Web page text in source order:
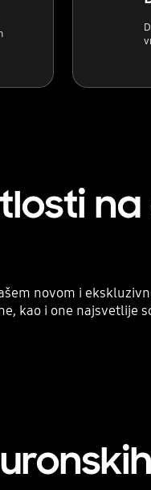
novom i
kao i one najsvetlije